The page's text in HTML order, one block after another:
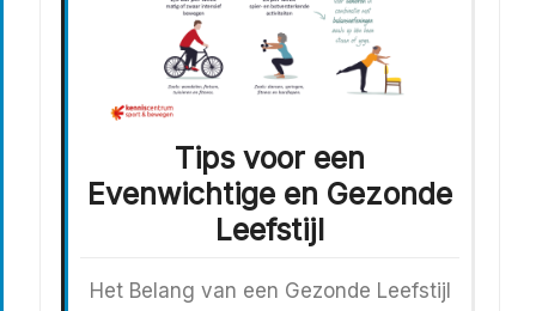
Tips voor een
Evenwichtige en Gezonde
Leefstijl
Het Belang van een Gezonde Leefstijl